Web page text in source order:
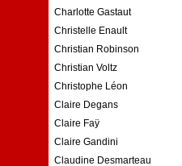
Charlotte Gastaut
Christelle Enault
Christian Robinson
Christian Voltz
Christophe Léon
Claire Degans
Claire Faÿ
Claire Gandini
Claudine Desmarteau